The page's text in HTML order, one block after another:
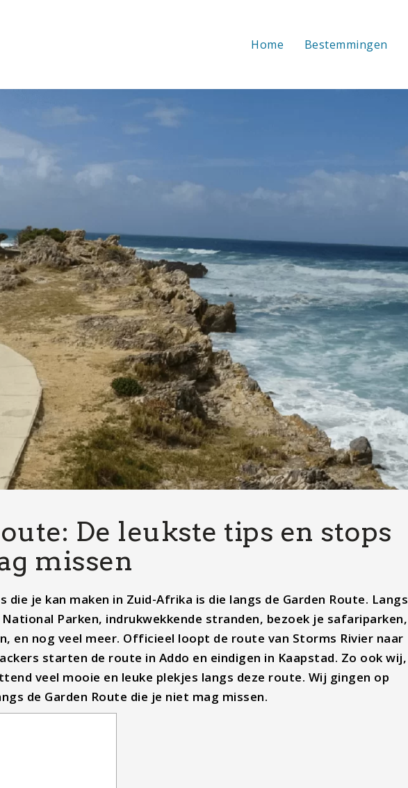
Home Bestemmingen
De leukste tips en stops
missen
die je kan maken in Zuid-Afrika is die langs de Garden Route. Langs
Parken, indrukwekkende stranden, bezoek je safariparken,
en nog veel meer. Officieel loopt de route van Storms Rivier naar
starten de route in Addo en eindigen in Kaapstad. Zo ook wij,
veel mooie en leuke plekjes langs deze route. Wij gingen op
de Garden Route die je niet mag missen.